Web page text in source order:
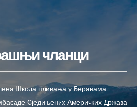
чланци
Школа пливања у Беранама
Сједињених Америчких Држава